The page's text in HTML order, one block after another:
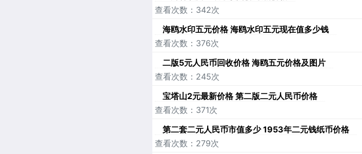
查看次数：342次
海鸥水印五元价格 海鸥水印五元现在值多少钱
查看次数：376次
二版5元人民币回收价格 海鸥五元价格及图片
查看次数：245次
宝塔山2元最新价格 第二版二元人民币价格
查看次数：371次
第二套二元人民币市值多少 1953年二元钱纸币价格
查看次数：279次